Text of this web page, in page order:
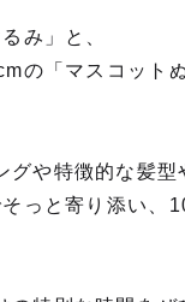
み」と、
の「マスコット
や特徴的な髪
っと寄り添い、